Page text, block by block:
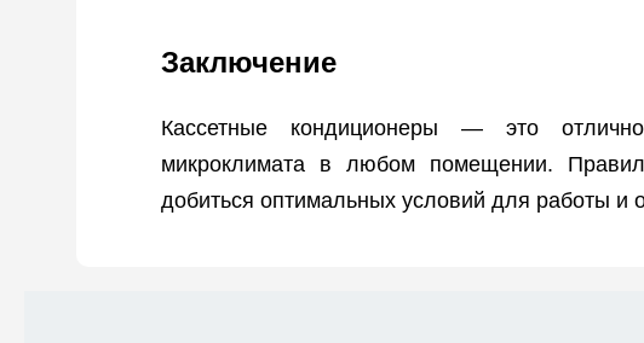
Заключение
Кассетные кондиционеры — это
микроклимата в любом помещении.
добиться оптимальных условий для работы и